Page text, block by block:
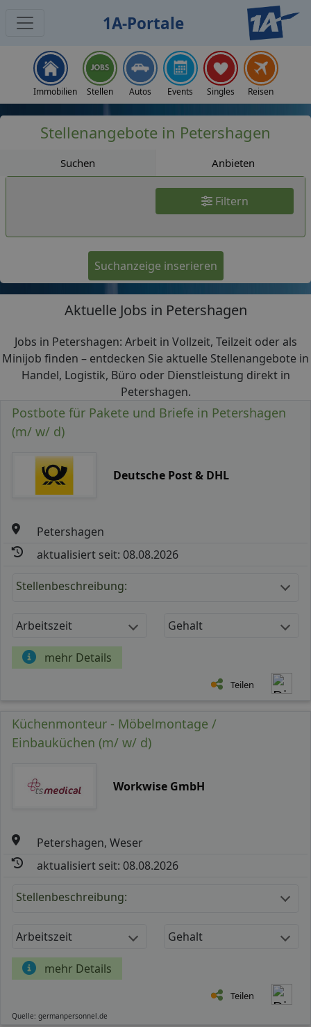
1A-Portale
Immobilien Stellen Autos Events Singles Reisen
Stellenangebote in Petershagen
Suchen Anbieten
Filtern
Suchanzeige inserieren
Aktuelle Jobs in Petershagen
Jobs in Petershagen: Arbeit in Vollzeit, Teilzeit oder als
Minijob finden – entdecken Sie aktuelle Stellenangebote in
Handel, Logistik, Büro oder Dienstleistung direkt in
Petershagen.
Postbote für Pakete und Briefe in Petershagen
(m/ w/ d)
Deutsche Post & DHL
Petershagen
aktualisiert seit: 08.08.2026
Stellenbeschreibung:
Arbeitszeit Gehalt
mehr Details
Teilen
Küchenmonteur - Möbelmontage /
Einbauküchen (m/ w/ d)
Workwise GmbH
Petershagen, Weser
aktualisiert seit: 08.08.2026
Stellenbeschreibung:
Arbeitszeit Gehalt
mehr Details
Teilen
Quelle: germanpersonnel.de